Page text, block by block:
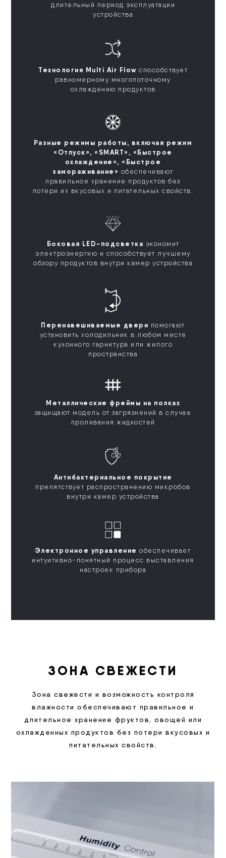
длительный период эксплуатации
устройства
Технология Multi Air Flow способствует
равномерному многопоточному
охлаждению продуктов
Разные режимы работы, включая режим
«Отпуск», «SMART», «Быстрое
охлаждение», «Быстрое
замораживание» обеспечивают
правильное хранение продуктов без
потери их вкусовых и питательных свойств.
Боковая LED-подсветка экономит
электроэнергию и способствует лучшему
обзору продуктов внутри камер устройства
Перенавешиваемые двери помогают
установить холодильник в любом месте
кухонного гарнитура или жилого
пространства
Металлические фреймы на полках
защищают модель от загрязнений в случае
проливания жидкостей
Антибактериальное покрытие
препятствует распространению микробов
внутри камер устройства
Электронное управление обеспечивает
интуитивно-понятный процесс выставления
настроек прибора
ЗОНА СВЕЖЕСТИ
Зона свежести и возможность контроля
влажности обеспечивают правильное и
длительное хранение фруктов, овощей или
охлажденных продуктов без потери вкусовых и
питательных свойств.